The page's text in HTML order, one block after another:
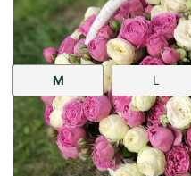
Розмір:
M L
8 425 грн